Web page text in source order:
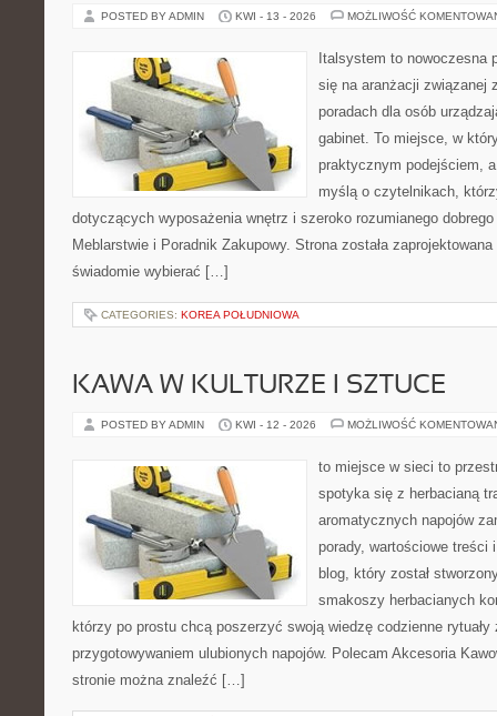
POSTED BY ADMIN KWI - 13 - 2026 MOŻLIWOŚĆ
Italsystem to nowoczesna
się na aranżacji związanej
poradach dla osób
gabinet. To miejsce, w
praktycznym podejściem,
myślą o czytelnikach,
dotyczących wyposażenia wnętrz i szeroko rozumianego
Meblarstwie i Poradnik Zakupowy. Strona została
świadomie wybierać […]
CATEGORIES: KOREA POŁUDNIOWA
KAWA W KULTURZE I SZTUCE
POSTED BY ADMIN KWI - 12 - 2026 MOŻLIWOŚĆ
to miejsce w sieci to
spotyka się z herbacianą
aromatycznych napojów
porady, wartościowe treści
blog, który został
smakoszy herbacianych
którzy po prostu chcą poszerzyć swoją wiedzę codzienne rytuały
przygotowywaniem ulubionych napojów. Polecam Akcesoria
stronie można znaleźć […]